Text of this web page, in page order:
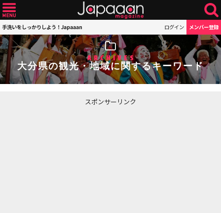
手洗いをしっかりしよう！Japaaan ログイン メンバー登録
ARCHIVES
大分県の観光・地域に関するキーワード
スポンサーリンク